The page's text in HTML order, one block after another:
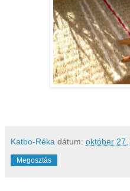
Katbo-Réka dátum: október 27,
Megosztás